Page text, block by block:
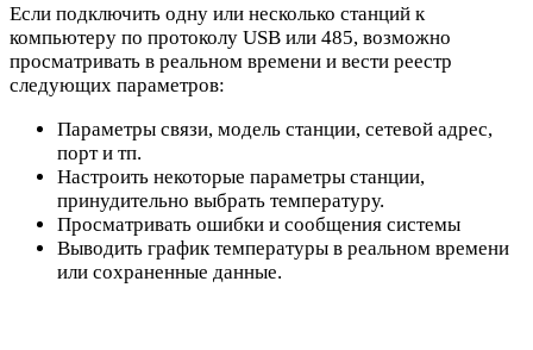
Если подключить одну или несколько станций к
компьютеру по протоколу USB или 485, возможно
просматривать в реальном времени и вести реестр
следующих параметров:
Параметры связи, модель станции, сетевой адрес,
порт и тп.
Настроить некоторые параметры станции,
принудительно выбрать температуру.
Просматривать ошибки и сообщения системы
Выводить график температуры в реальном времени
или сохраненные данные.